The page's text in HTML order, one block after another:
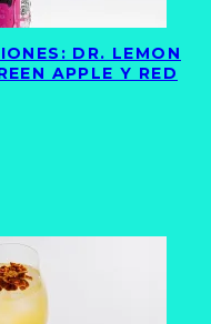
DR. LEMON
APPLE Y RED